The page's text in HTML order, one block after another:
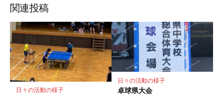
ア
ク
マ
ー
ク
に
保
関連投稿
日々の活動の様子
日々の活動の様子
卓球県大会